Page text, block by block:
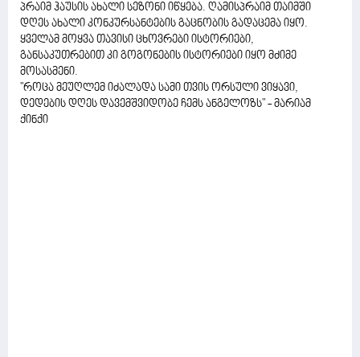
პრაიმ ჰაუსის ახალი სეზონი იწყება. ღამისპრაიმ თაიმში
დღეს ახალი კონკურსანტების გაცნობის გადაცემა იყო.
ყველამ მოყვა თავისი ცხოვრები ისტორიები,
განსაკუთრებით კი გოგონების ისტორიები იყო მძიმე
მოსასმენი.
"როცა მეუღლემ იძალადა სამი თვის ორსული ვიყავი,
დედების დღეს დავემშვიდობე ჩემს ანგელოზს" - მარიამ
ქინქი